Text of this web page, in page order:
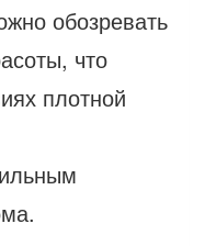
обозревать
что
плотной